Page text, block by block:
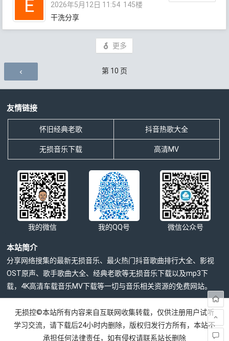
2026年5月12日 11:54 145楼
干洗分享
更多
评论导航 第 10 页
友情链接
怀旧经典老歌 抖音热歌大全
无损音乐下载 高清MV
我的微信 我的QQ号 微信公众号
本站简介
分享网络搜集的最新无损音乐、最火热门抖音歌曲排行大全、影视
OST原声、歌手歌曲大全、经典老歌等无损音乐下载以及mp3下
载，4K高清车载音乐MV下载等一切与音乐相关资源的免费网站。
无损控©本站所有内容来自互联网收集转载，仅供注册用户试听
学习交流，请下载后24小时内删除，版权归发行方所有，本站不
承担任何法律责任，如有侵权请联系站长删除